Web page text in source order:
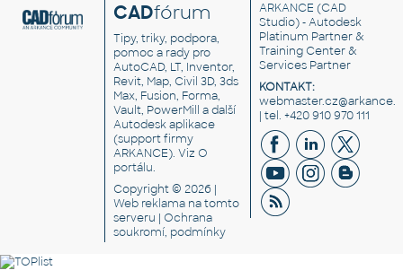
CADfórum
Tipy, triky, podpora,
pomoc a rady pro
AutoCAD, LT, Inventor,
Revit, Map, Civil 3D, 3ds
Max, Fusion, Forma,
Vault, PowerMill a další
Autodesk aplikace
(support firmy
ARKANCE). VizO
portálu.
Copyright © 2026 |
Web reklama na tomto
serveru |Ochrana
soukromí, podmínky
ARKANCE (CAD
Studio) - Autodesk
Platinum Partner &
Training Center &
Services Partner
KONTAKT:
| tel. +420 910 970 111